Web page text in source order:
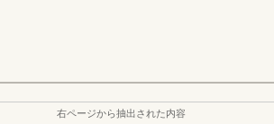
右ページから抽出された内容